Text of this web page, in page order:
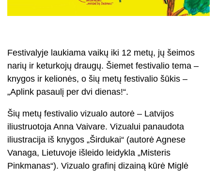
Festivalyje laukiama vaikų iki 12 metų, jų šeimos
narių ir keturkojų draugų. Šiemet festivalio tema –
knygos ir kelionės, o šių metų festivalio šūkis –
„Aplink pasaulį per dvi dienas!“.
Šių metų festivalio vizualo autorė – Latvijos
iliustruotoja Anna Vaivare. Vizualui panaudota
iliustracija iš knygos „Širdukai“ (autorė Agnese
Vanaga, Lietuvoje išleido leidykla „Misteris
Pinkmanas“). Vizualo grafinį dizainą kūrė Miglė